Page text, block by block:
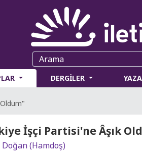
DERGİLER
İşçi Partisi'ne Âşık
(Hamdoş)